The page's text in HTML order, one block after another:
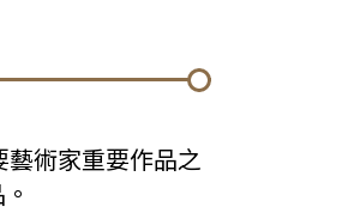
術家重要作品之